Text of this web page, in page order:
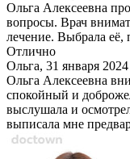
Ольга Алексеевна
вопросы. Врач
лечение. Выбрала её,
Отлично
Ольга, 31 января 2024
Ольга Алексеевна
спокойный и
выслушала и
выписала мне